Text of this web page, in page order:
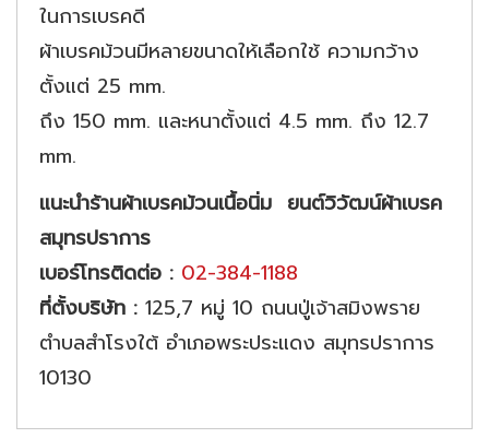
ในการเบรคดี
ผ้าเบรคม้วนมีหลายขนาดให้เลือกใช้ ความกว้าง
ตั้งแต่ 25 mm.
ถึง 150 mm. และหนาตั้งแต่ 4.5 mm. ถึง 12.7
mm.
แนะนำร้านผ้าเบรคม้วนเนื้อนิ่ม ยนต์วิวัฒน์ผ้าเบรค
สมุทรปราการ
เบอร์โทรติดต่อ : 02-384-1188
ที่ตั้งบริษัท : 125,7 หมู่ 10 ถนนปู่เจ้าสมิงพราย
ตำบลสำโรงใต้ อำเภอพระประแดง สมุทรปราการ
10130